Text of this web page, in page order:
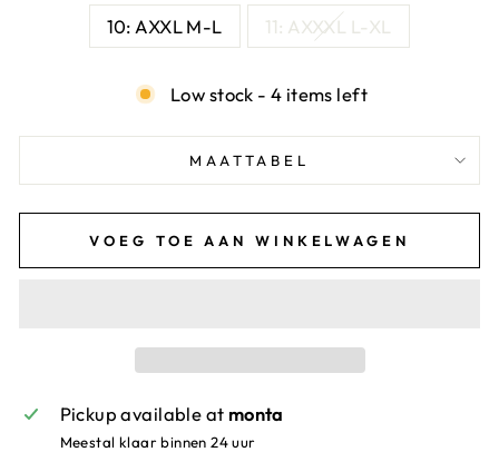
10: AXXL M-L 11: AXXXL L-XL
Low stock - 4 items left
MAATTABEL
VOEG TOE AAN WINKELWAGEN
Pickup available at monta
Meestal klaar binnen 24 uur